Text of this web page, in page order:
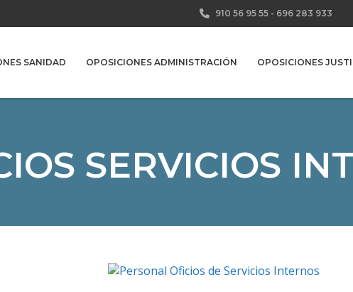
910 56 95 55 - 696 283 933
SANIDAD OPOSICIONES ADMINISTRACIÓN OPOSICIONES
SERVICIOS